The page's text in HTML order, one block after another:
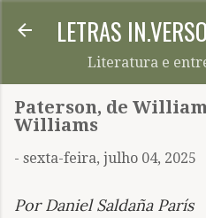
Pular para o
LETRAS
Literatura e
Paterson, de
Williams
- sexta-feira, julho 04, 2025
Por Daniel Saldaña París